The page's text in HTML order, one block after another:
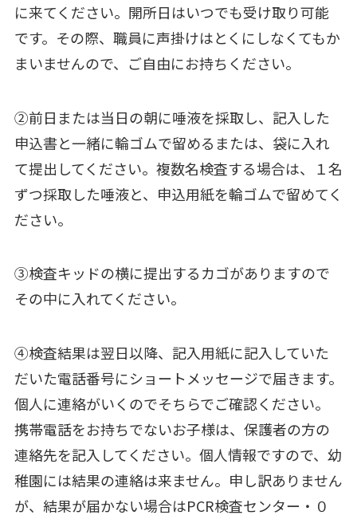
に来てください。開所日はいつでも受け取り可能
です。その際、職員に声掛けはとくにしなくてもか
まいませんので、ご自由にお持ちください。
②前日または当日の朝に唾液を採取し、記入した
申込書と一緒に輪ゴムで留めるまたは、袋に入れ
て提出してください。複数名検査する場合は、１名
ずつ採取した唾液と、申込用紙を輪ゴムで留めてく
ださい。
③検査キッドの横に提出するカゴがありますので
その中に入れてください。
④検査結果は翌日以降、記入用紙に記入していた
だいた電話番号にショートメッセージで届きます。
個人に連絡がいくのでそちらでご確認ください。
携帯電話をお持ちでないお子様は、保護者の方の
連絡先を記入してください。個人情報ですので、幼
稚園には結果の連絡は来ません。申し訳ありません
が、結果が届かない場合はPCR検査センター・０